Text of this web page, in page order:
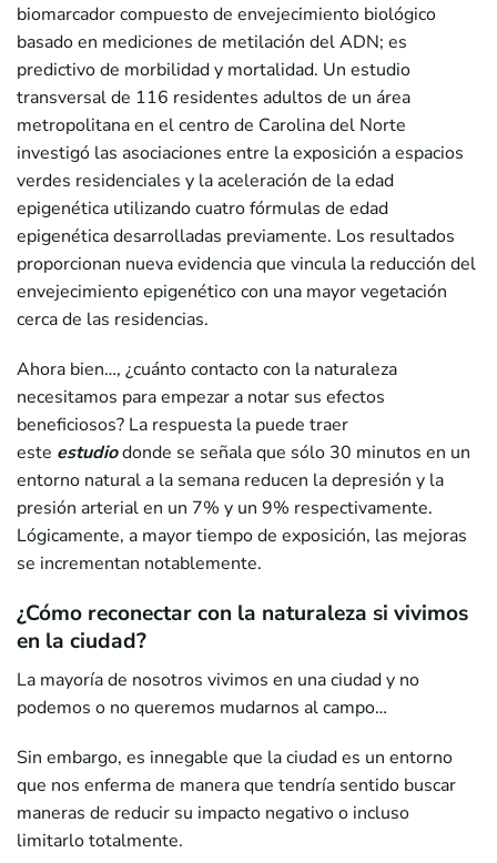
biomarcador compuesto de envejecimiento biológico
basado en mediciones de metilación del ADN; es
predictivo de morbilidad y mortalidad. Un estudio
transversal de 116 residentes adultos de un área
metropolitana en el centro de Carolina del Norte
investigó las asociaciones entre la exposición a espacios
verdes residenciales y la aceleración de la edad
epigenética utilizando cuatro fórmulas de edad
epigenética desarrolladas previamente. Los resultados
proporcionan nueva evidencia que vincula la reducción del
envejecimiento epigenético con una mayor vegetación
cerca de las residencias.
Ahora bien…, ¿cuánto contacto con la naturaleza
necesitamos para empezar a notar sus efectos
beneficiosos? La respuesta la puede traer
este estudiodonde se señala que sólo 30 minutos en un
entorno natural a la semana reducen la depresión y la
presión arterial en un 7% y un 9% respectivamente.
Lógicamente, a mayor tiempo de exposición, las mejoras
se incrementan notablemente.
¿Cómo reconectar con la naturaleza si vivimos
en la ciudad?
La mayoría de nosotros vivimos en una ciudad y no
podemos o no queremos mudarnos al campo…
Sin embargo, es innegable que la ciudad es un entorno
que nos enferma de manera que tendría sentido buscar
maneras de reducir su impacto negativo o incluso
limitarlo totalmente.